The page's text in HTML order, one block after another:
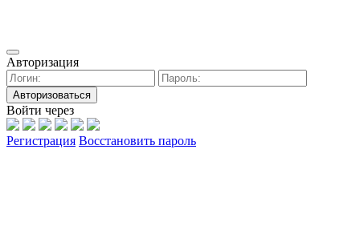
Авторизация
Авторизоваться
Войти через
Регистрация Восстановить пароль